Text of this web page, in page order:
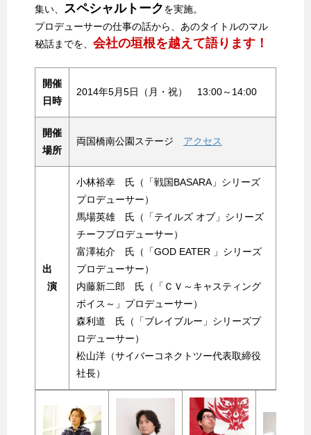
集い、
スペシャルトークを実施。
プロデューサーの仕事の話から、あのタイトルのマル
秘話までを、 会社の垣根を越えて語ります！
開催
日時
2014年5月5日（月・祝） 13:00～14:00
開催
場所
両国橋南公園ステージ アクセス
出
演
小林裕幸 氏（「戦国BASARA」シリーズ
プロデューサー）
馬場英雄 氏（「テイルズ オブ」シリーズ
チーフプロデューサー）
富澤祐介 氏（「GOD EATER 」シリーズ
プロデューサー）
内藤新二郎 氏（「ＣＶ～キャスティング
ボイス～」プロデューサー）
森利道 氏（「ブレイブルー」シリーズプ
ロデューサー）
松山洋（サイバーコネクトツー代表取締役
社長）